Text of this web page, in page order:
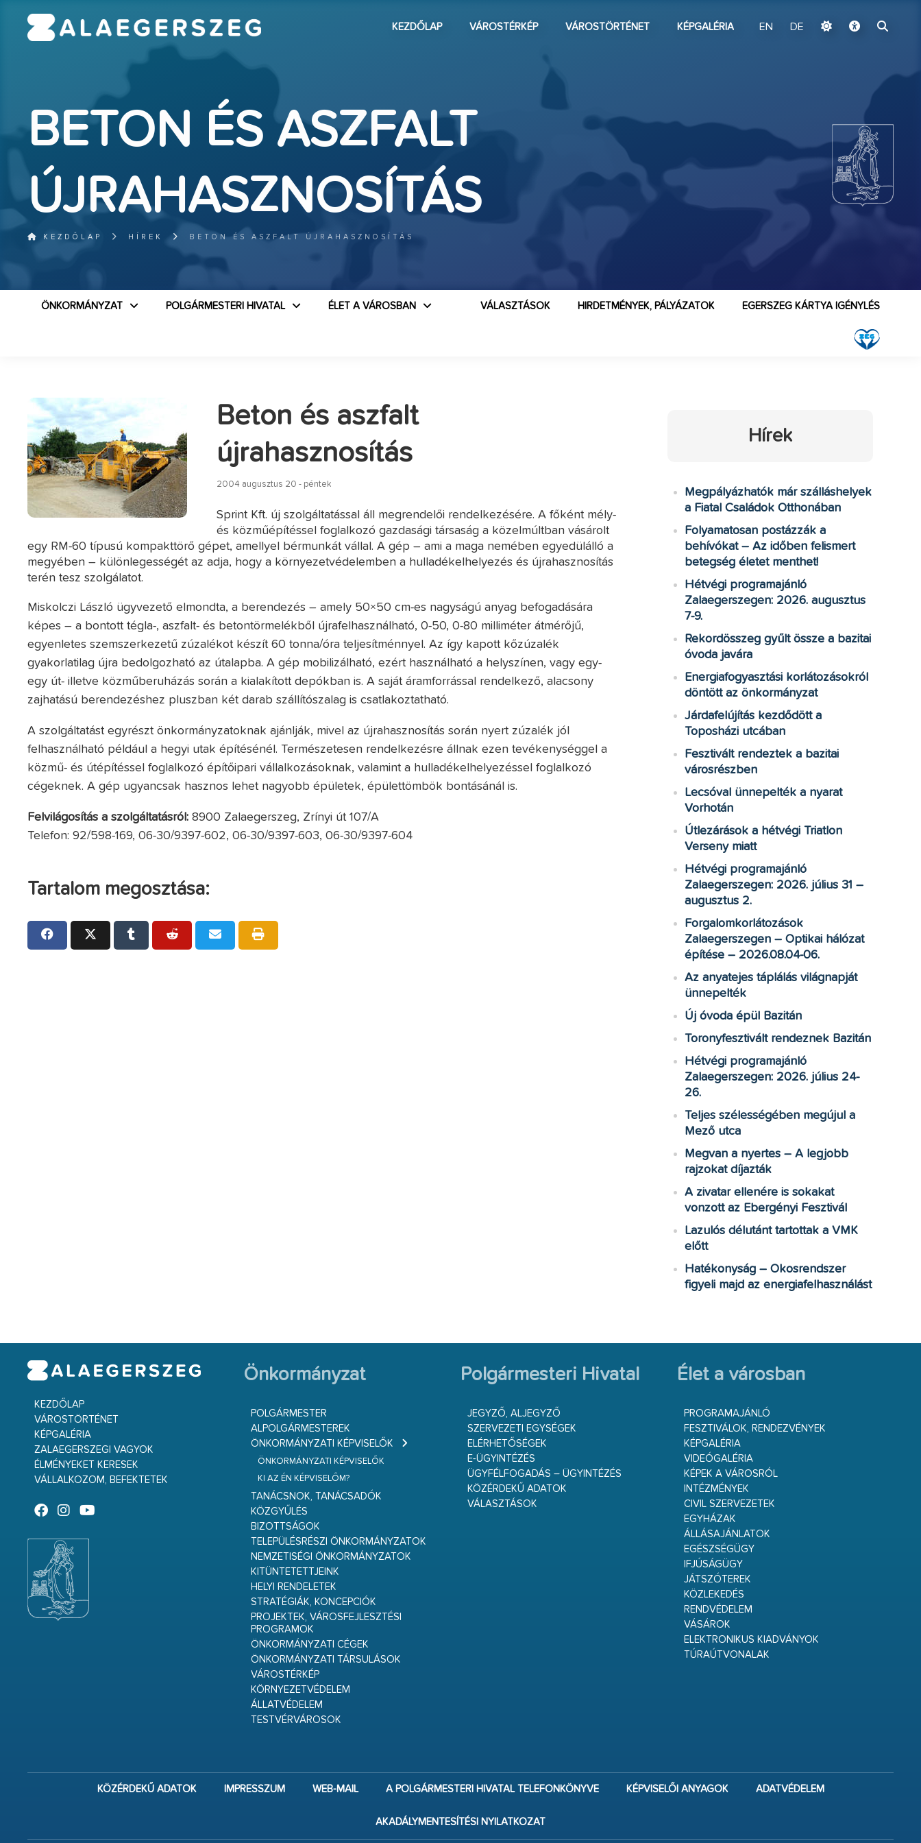
KEZDŐLAP VÁROSTÉRKÉP VÁROSTÖRTÉNET KÉPGALÉRIA EN DE
BETON ÉS ASZFALT
ÚJRAHASZNOSÍTÁS
KEZDŐLAP HÍREK BETON ÉS ASZFALT ÚJRAHASZNOSÍTÁS
ÖNKORMÁNYZAT POLGÁRMESTERI HIVATAL ÉLET A VÁROSBAN EGERSZEG KÁRTYA IGÉNYLÉS
HIRDETMÉNYEK, PÁLYÁZATOK
VÁLASZTÁSOK
Beton és aszfalt
újrahasznosítás
2004 augusztus 20 - péntek
Sprint Kft. új szolgáltatással áll megrendelői rendelkezésére. A főként mély-
és közműépítéssel foglalkozó gazdasági társaság a közelmúltban vásárolt
egy RM-60 típusú kompakttörő gépet, amellyel bérmunkát vállal. A gép – ami a maga nemében egyedülálló a
megyében – különlegességét az adja, hogy a környezetvédelemben a hulladékelhelyezés és újrahasznosítás
terén tesz szolgálatot.
Miskolczi László ügyvezető elmondta, a berendezés – amely 50×50 cm-es nagyságú anyag befogadására
képes – a bontott tégla-, aszfalt- és betontörmelékből újrafelhasználható, 0-50, 0-80 milliméter átmérőjű,
egyenletes szemszerkezetű zúzalékot készít 60 tonna/óra teljesítménnyel. Az így kapott kőzúzalék
gyakorlatilag újra bedolgozható az útalapba. A gép mobilizálható, ezért használható a helyszínen, vagy egy-
egy út- illetve közműberuházás során a kialakított depókban is. A saját áramforrással rendelkező, alacsony
zajhatású berendezéshez pluszban két darab szállítószalag is csatlakoztatható.
A szolgáltatást egyrészt önkormányzatoknak ajánlják, mivel az újrahasznosítás során nyert zúzalék jól
felhasználható például a hegyi utak építésénél. Természetesen rendelkezésre állnak ezen tevékenységgel a
közmű- és útépítéssel foglalkozó építőipari vállalkozásoknak, valamint a hulladékelhelyezéssel foglalkozó
cégeknek. A gép ugyancsak hasznos lehet nagyobb épületek, épülettömbök bontásánál is.
Felvilágosítás a szolgáltatásról: 8900 Zalaegerszeg, Zrínyi út 107/A
Telefon: 92/598-169, 06-30/9397-602, 06-30/9397-603, 06-30/9397-604
Tartalom megosztása:
Hírek
Megpályázhatók már szálláshelyek
a Fiatal Családok Otthonában
Folyamatosan postázzák a
behívókat – Az időben felismert
betegség életet menthet!
Hétvégi programajánló
Zalaegerszegen: 2026. augusztus
7-9.
Rekordösszeg gyűlt össze a bazitai
óvoda javára
Energiafogyasztási korlátozásokról
döntött az önkormányzat
Járdafelújítás kezdődött a
Toposházi utcában
Fesztivált rendeztek a bazitai
városrészben
Lecsóval ünnepelték a nyarat
Vorhotán
Útlezárások a hétvégi Triatlon
Verseny miatt
Hétvégi programajánló
Zalaegerszegen: 2026. július 31 –
augusztus 2.
Forgalomkorlátozások
Zalaegerszegen – Optikai hálózat
építése – 2026.08.04-06.
Az anyatejes táplálás világnapját
ünnepelték
Új óvoda épül Bazitán
Toronyfesztivált rendeznek Bazitán
Hétvégi programajánló
Zalaegerszegen: 2026. július 24-
26.
Teljes szélességében megújul a
Mező utca
Megvan a nyertes – A legjobb
rajzokat díjazták
A zivatar ellenére is sokakat
vonzott az Ebergényi Fesztivál
Lazulós délutánt tartottak a VMK
előtt
Hatékonyság – Okosrendszer
figyeli majd az energiafelhasználást
KEZDŐLAP
VÁROSTÖRTÉNET
KÉPGALÉRIA
ZALAEGERSZEGI VAGYOK
ÉLMÉNYEKET KERESEK
VÁLLALKOZOM, BEFEKTETEK
Önkormányzat
POLGÁRMESTER
ALPOLGÁRMESTEREK
ÖNKORMÁNYZATI KÉPVISELŐK
ÖNKORMÁNYZATI KÉPVISELŐK
KI AZ ÉN KÉPVISELŐM?
TANÁCSNOK, TANÁCSADÓK
KÖZGYŰLÉS
BIZOTTSÁGOK
TELEPÜLÉSRÉSZI ÖNKORMÁNYZATOK
NEMZETISÉGI ÖNKORMÁNYZATOK
KITÜNTETETTJEINK
HELYI RENDELETEK
STRATÉGIÁK, KONCEPCIÓK
PROJEKTEK, VÁROSFEJLESZTÉSI
PROGRAMOK
ÖNKORMÁNYZATI CÉGEK
ÖNKORMÁNYZATI TÁRSULÁSOK
VÁROSTÉRKÉP
KÖRNYEZETVÉDELEM
ÁLLATVÉDELEM
TESTVÉRVÁROSOK
Polgármesteri Hivatal
JEGYZŐ, ALJEGYZŐ
SZERVEZETI EGYSÉGEK
ELÉRHETŐSÉGEK
E-ÜGYINTÉZÉS
ÜGYFÉLFOGADÁS – ÜGYINTÉZÉS
KÖZÉRDEKŰ ADATOK
VÁLASZTÁSOK
Élet a városban
PROGRAMAJÁNLÓ
FESZTIVÁLOK, RENDEZVÉNYEK
KÉPGALÉRIA
VIDEÓGALÉRIA
KÉPEK A VÁROSRÓL
INTÉZMÉNYEK
CIVIL SZERVEZETEK
EGYHÁZAK
ÁLLÁSAJÁNLATOK
EGÉSZSÉGÜGY
IFJÚSÁGÜGY
JÁTSZÓTEREK
KÖZLEKEDÉS
RENDVÉDELEM
VÁSÁROK
ELEKTRONIKUS KIADVÁNYOK
TÚRAÚTVONALAK
KÖZÉRDEKŰ ADATOK IMPRESSZUM WEB-MAIL A POLGÁRMESTERI HIVATAL TELEFONKÖNYVE KÉPVISELŐI ANYAGOK ADATVÉDELEM
AKADÁLYMENTESÍTÉSI NYILATKOZAT